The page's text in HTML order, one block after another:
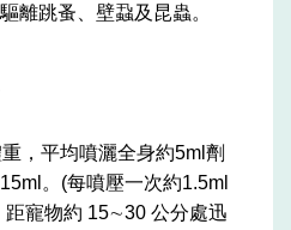
離跳蚤、壁蝨及昆蟲。
，平均噴灑全身約5ml劑
。(每噴壓一次約1.5ml
寵物約 15∼30 公分處迅